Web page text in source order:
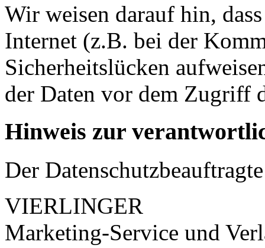
Wir weisen darauf hin,
Internet (z.B. bei der
Sicherheitslücken
der Daten vor dem Zugriff
Hinweis zur
Der
VIERLINGER
Marketing-Service und